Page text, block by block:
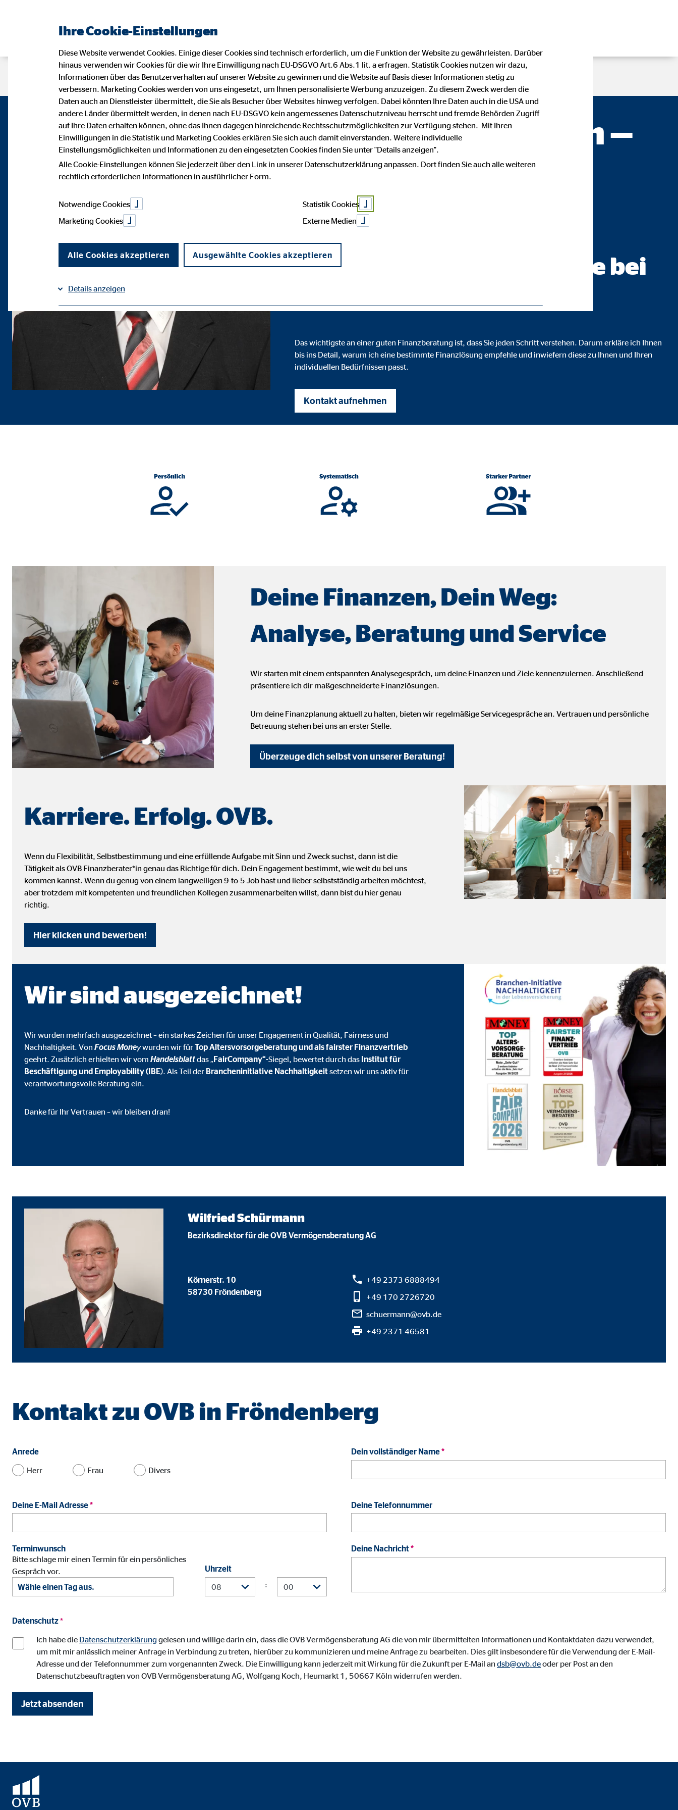
Beraterseite Karriere bei OVB Impressum Datenschutz
Wilfried Schürmann —
Fröndenberg
Bezirksdirektor für die OVB Vermögensberatung AG
Fachchinesisch werden Sie bei
mir nicht hören.
Das wichtigste an einer guten Finanzberatung ist, dass Sie jeden Schritt verstehen. Darum erkläre ich Ihnen
bis ins Detail, warum ich eine bestimmte Finanzlösung empfehle und inwiefern diese zu Ihnen und Ihren
individuellen Bedürfnissen passt.
Kontakt aufnehmen
Deine Finanzen, Dein Weg:
Analyse, Beratung und Service
Wir starten mit einem entspannten Analysegespräch, um deine Finanzen und Ziele kennenzulernen. Anschließend
präsentiere ich dir maßgeschneiderte Finanzlösungen.
Um deine Finanzplanung aktuell zu halten, bieten wir regelmäßige Servicegespräche an. Vertrauen und persönliche
Betreuung stehen bei uns an erster Stelle.
Überzeuge dich selbst von unserer Beratung!
Karriere. Erfolg. OVB.
Wenn du Flexibilität, Selbstbestimmung und eine erfüllende Aufgabe mit Sinn und Zweck suchst, dann ist die
Tätigkeit als OVB Finanzberater*in genau das Richtige für dich. Dein Engagement bestimmt, wie weit du bei uns
kommen kannst. Wenn du genug von einem langweiligen 9-to-5 Job hast und lieber selbstständig arbeiten möchtest,
aber trotzdem mit kompetenten und freundlichen Kollegen zusammenarbeiten willst, dann bist du hier genau
richtig.
Hier klicken und bewerben!
Wir sind ausgezeichnet!
Wir wurden mehrfach ausgezeichnet – ein starkes Zeichen für unser Engagement in Qualität, Fairness und
Nachhaltigkeit. Von Focus Moneywurden wir fürTop Altersvorsorgeberatung und als fairster Finanzvertrieb
geehrt. Zusätzlich erhielten wir vom Handelsblattdas „FairCompany“-Siegel, bewertet durch das Institut für
Beschäftigung und Employability (IBE). Als Teil der Brancheninitiative Nachhaltigkeitsetzen wir uns aktiv für
verantwortungsvolle Beratung ein.
Danke für Ihr Vertrauen – wir bleiben dran!
Wilfried Schürmann
Bezirksdirektor für die OVB Vermögensberatung AG
Körnerstr. 10
58730 Fröndenberg
+49 2373 6888494
+49 170 2726720
schuermann@ovb.de
+49 2371 46581
Kontakt zu OVB in Fröndenberg
Anrede
Herr Frau Divers
Dein vollständiger Name*
Deine E-Mail Adresse* Deine Telefonnummer
Terminwunsch
Bitte schlage mir einen Termin für ein persönliches
Gespräch vor.
Uhrzeit
:
Deine Nachricht*
Datenschutz*
Ich habe die Datenschutzerklärung gelesen und willige darin ein, dass die OVB Vermögensberatung AG die von mir übermittelten Informationen und Kontaktdaten dazu verwendet,
um mit mir anlässlich meiner Anfrage in Verbindung zu treten, hierüber zu kommunizieren und meine Anfrage zu bearbeiten. Dies gilt insbesondere für die Verwendung der E-Mail-
Adresse und der Telefonnummer zum vorgenannten Zweck. Die Einwilligung kann jederzeit mit Wirkung für die Zukunft per E-Mail an dsb@ovb.deoder per Post an den
Datenschutzbeauftragten von OVB Vermögensberatung AG, Wolfgang Koch, Heumarkt 1, 50667 Köln widerrufen werden.
Jetzt absenden
Ihre Cookie-Einstellungen
Diese Website verwendet Cookies. Einige dieser Cookies sind technisch erforderlich, um die Funktion der Website zu gewährleisten. Darüber
hinaus verwenden wir Cookies für die wir Ihre Einwilligung nach EU-DSGVO Art.6 Abs.1 lit. a erfragen. Statistik Cookies nutzen wir dazu,
Informationen über das Benutzerverhalten auf unserer Website zu gewinnen und die Website auf Basis dieser Informationen stetig zu
verbessern. Marketing Cookies werden von uns eingesetzt, um Ihnen personalisierte Werbung anzuzeigen. Zu diesem Zweck werden die
Daten auch an Dienstleister übermittelt, die Sie als Besucher über Websites hinweg verfolgen. Dabei könnten Ihre Daten auch in die USA und
andere Länder übermittelt werden, in denen nach EU-DSGVO kein angemessenes Datenschutzniveau herrscht und fremde Behörden Zugriff
auf Ihre Daten erhalten können, ohne das Ihnen dagegen hinreichende Rechtsschutzmöglichkeiten zur Verfügung stehen. Mit Ihren
Einwilligungen in die Statistik und Marketing Cookies erklären Sie sich auch damit einverstanden. Weitere individuelle
Einstellungsmöglichkeiten und Informationen zu den eingesetzten Cookies finden Sie unter "Details anzeigen".
Alle Cookie-Einstellungen können Sie jederzeit über den Link in unserer Datenschutzerklärung anpassen. Dort finden Sie auch alle weiteren
rechtlich erforderlichen Informationen in ausführlicher Form.
Notwendige Cookies
Statistik Cookies
Marketing Cookies
Externe Medien
Alle Cookies akzeptieren Ausgewählte Cookies akzeptieren
Details anzeigen
Notwendige Cookies
Notwendige Cookies ermöglichen grundlegende Funktionen und sind für die einwandfreie Funktion der Website erforderlich. Die Deaktivierung kann die
Funktion der Webseite einschränken.
Benutzereinstellungen | Empfänger: OVB
Anbieter: TYPO3 Association
Einverständnis Cookie | Empfänger: OVB
Statistik Cookies
Statistik Cookies erfassen Informationen anonym. Diese Informationen helfen uns zu verstehen, wie unsere Besucher unsere Website nutzen.
Google Analytics | Empfänger: OVB, Google Ireland Ltd.
Name: _ga, _gat_UA-41411249-1, _gid
Anbieter: Google Ireland Ltd.
Zweck: Erhebung von Statistiken zur Website-Nutzung
Cookie Laufzeit: bis zu 14 Monate
Marketing Cookies werden eingesetzt, um personalisierte Werbung anzuzeigen. Zu diesem Zweck werden die Daten an Drittanbieter übermittelt, die die
Name: _fbp
Anbieter: Facebook Ireland Ltd.
Zweck: Verknüpfung mit Benutzerprofilen
Name: uid, C
Anbieter: Adform A/S
Zweck: ad campaign
Externe Medien
Inhalte von Video- und Kartenplattformen werden beim Besuch unserer Webseite standardmäßig blockiert. Durch das Akzeptieren von externen Medien
willigen Sie auch in die mögliche Übermittlung Ihrer Daten an Dienste in datenschutzrechtlich sogenannten Drittländern durch den Anbieter ein.
Cookie Laufzeit: 24 Monate
YouTube | Empfänger: OVB, Google Ireland Ltd.
Name:
Anbieter:
Zweck: Einbinden von Videos
Cookie Laufzeit:
JW Player | Empfänger: OVB, Long Tail Ad Solutions Inc.
Cookie Laufzeit: 24 Monate
Name:
Zweck:
Anbieter:
Datenschutz